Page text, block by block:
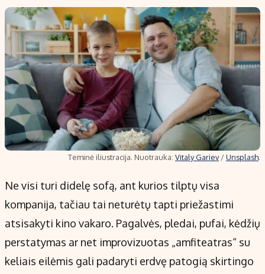
Teminė iliustracija. Nuotrauka: Vitaly Gariev/Unsplash.
Ne visi turi didelę sofą, ant kurios tilptų visa
kompanija, tačiau tai neturėtų tapti priežastimi
atsisakyti kino vakaro. Pagalvės, pledai, pufai, kėdžių
perstatymas ar net improvizuotas „amfiteatras“ su
keliais eilėmis gali padaryti erdvę patogią skirtingo